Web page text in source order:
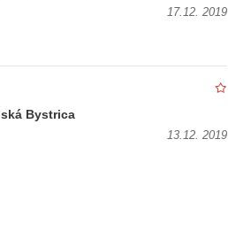
17.12. 2019
Bystrica
13.12. 2019